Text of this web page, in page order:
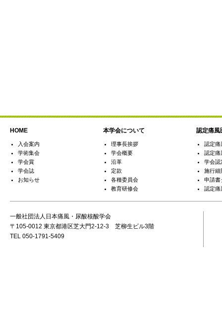
HOME
入会案内
学術集会
学会賞
学会誌
お知らせ
本学会について
理事長挨拶
学会概要
沿革
定款
各種委員会
教育研修会
認定痛風
認定痛
認定痛
学会認
施行細
申請書
認定痛
一般社団法人日本痛風・尿酸核酸学会
〒105-0012 東京都港区芝大門2-12-3 芝柳生ビル3階
TEL 050-1791-5409